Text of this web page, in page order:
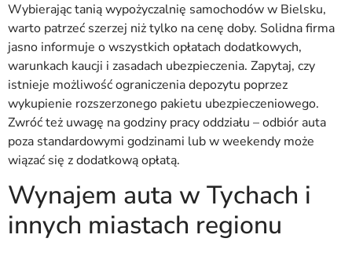
Wybierając tanią wypożyczalnię samochodów w Bielsku,
warto patrzeć szerzej niż tylko na cenę doby. Solidna firma
jasno informuje o wszystkich opłatach dodatkowych,
warunkach kaucji i zasadach ubezpieczenia. Zapytaj, czy
istnieje możliwość ograniczenia depozytu poprzez
wykupienie rozszerzonego pakietu ubezpieczeniowego.
Zwróć też uwagę na godziny pracy oddziału – odbiór auta
poza standardowymi godzinami lub w weekendy może
wiązać się z dodatkową opłatą.
Wynajem auta w Tychach i
innych miastach regionu